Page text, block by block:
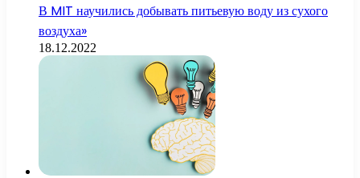
В MIT научились добывать питьевую воду из сухого
воздуха»
18.12.2022